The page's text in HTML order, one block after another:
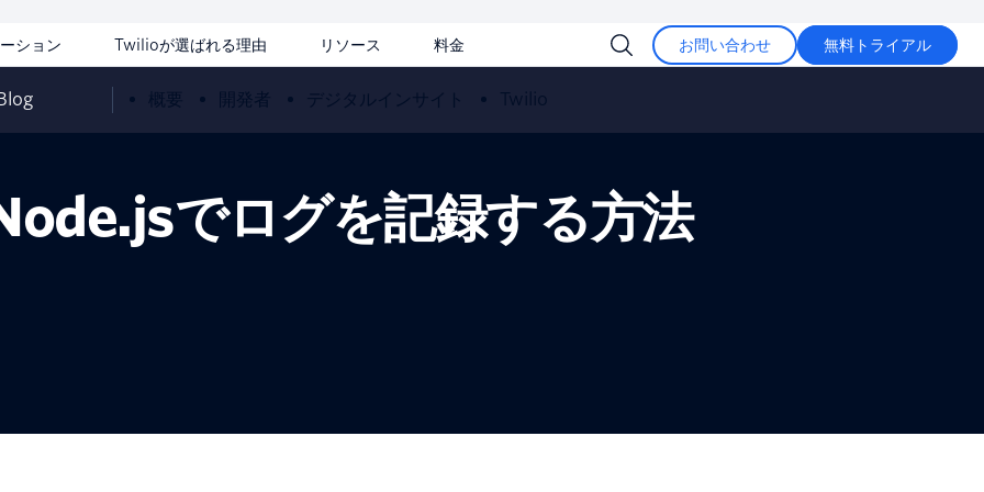
ション Twilioが選ばれる理由 リソース 料金 お問い合わせ 無料トライアル
概要 開発者 デジタルインサイト Twilio
でログを記録する方法